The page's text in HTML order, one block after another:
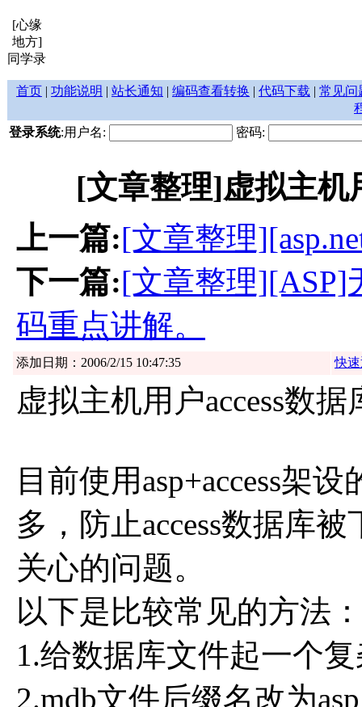
[心缘
地方]
同学录
首页 | 功能说明 | 站长通知 | 编码查看转换 | 代码下载 | 常见问
登录系统:用户名: 密码:
[文章整理]虚拟主机
上一篇:[文章整理
下一篇:[文章整理][ASP]
码重点讲解。
添加日期：2006/2/15 10:47:35 快
虚拟主机用户access数
目前使用asp+access架
多，防止access数据库
关心的问题。
以下是比较常见的方法：
1.给数据库文件起一个
2.mdb文件后缀名改为